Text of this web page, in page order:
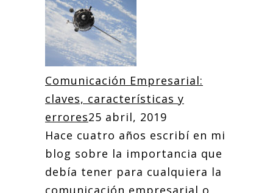
Comunicación Empresarial:
claves, características y
errores25 abril, 2019
Hace cuatro años escribí en mi
blog sobre la importancia que
debía tener para cualquiera la
comunicación empresarial o